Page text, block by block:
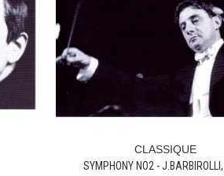
Ajouter Au Panier
CLASSIQUE
SYMPHONY NO2 -